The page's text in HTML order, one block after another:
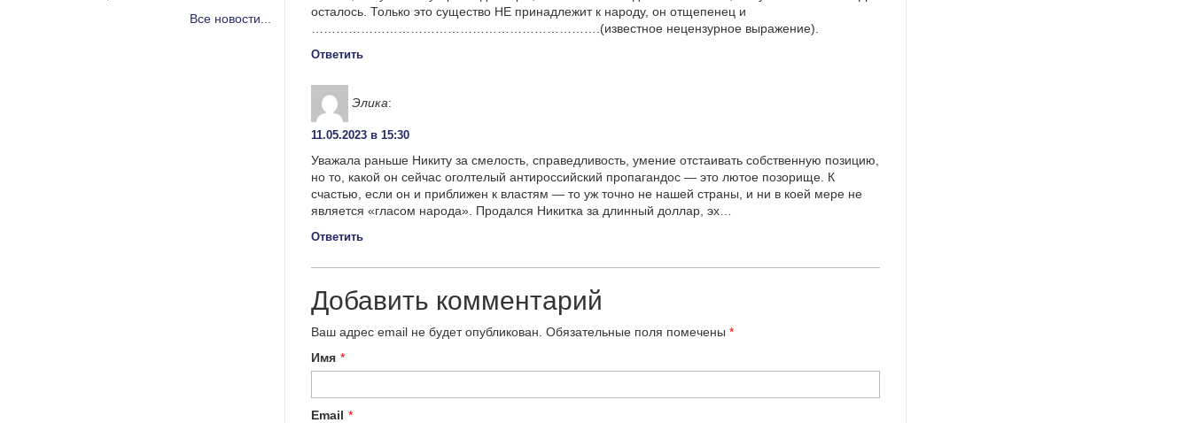
осталось. Только это существо НЕ принадлежит к народу, он отщепенец и
…………………………………………………………….(известное нецензурное выражение).
Ответить
Элика:
11.05.2023 в 15:30
Уважала раньше Никиту за смелость, справедливость, умение отстаивать собственную позицию,
но то, какой он сейчас оголтелый антироссийский пропагандос — это лютое позорище. К
счастью, если он и приближен к властям — то уж точно не нашей страны, и ни в коей мере не
является «гласом народа». Продался Никитка за длинный доллар, эх…
Ответить
Добавить комментарий
Ваш адрес email не будет опубликован. Обязательные поля помечены *
Имя *
Email *
Все новости...